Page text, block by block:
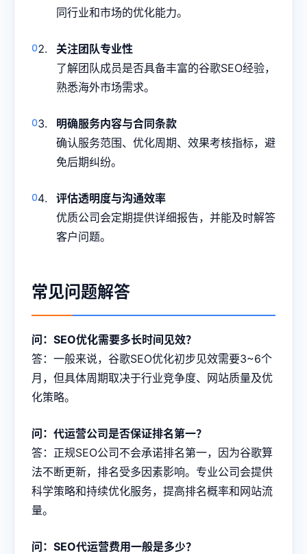
同行业和市场的优化能力。
关注团队专业性
了解团队成员是否具备丰富的谷歌SEO经验，
熟悉海外市场需求。
明确服务内容与合同条款
确认服务范围、优化周期、效果考核指标，避
免后期纠纷。
评估透明度与沟通效率
优质公司会定期提供详细报告，并能及时解答
客户问题。
常见问题解答
问：SEO优化需要多长时间见效？
答：一般来说，谷歌SEO优化初步见效需要3~6个
月，但具体周期取决于行业竞争度、网站质量及优
化策略。
问：代运营公司是否保证排名第一？
答：正规SEO公司不会承诺排名第一，因为谷歌算
法不断更新，排名受多因素影响。专业公司会提供
科学策略和持续优化服务，提高排名概率和网站流
量。
问：SEO代运营费用一般是多少？